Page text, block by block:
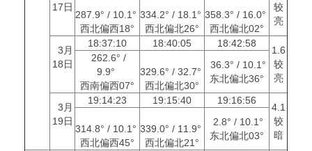
17日
较
亮
287.9° / 10.1°
西北偏西18°
334.2° / 18.1°
西北偏北26°
358.3° / 16.0°
西北偏北02°
3月
18日
18:37:10 18:40:05 18:42:58
1.6
较
亮
262.6° /
9.9°
西南偏西07°
329.6° / 32.7°
西北偏北30°
36.3° / 10.1°
东北偏北36°
3月
19日
19:14:23 19:15:40 19:16:56
4.1
较
暗
314.8° / 10.1°
西北偏西45°
339.0° / 11.9°
西北偏北21°
2.8° / 10.1°
东北偏北03°